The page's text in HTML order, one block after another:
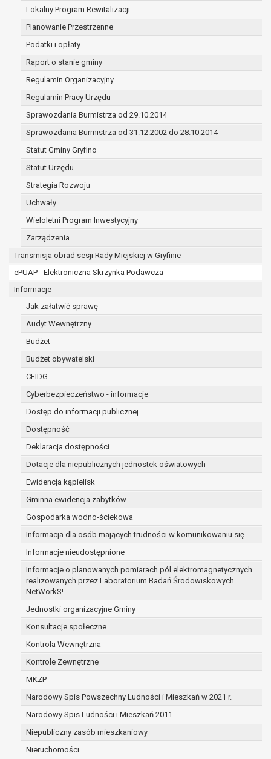
Lokalny Program Rewitalizacji
Planowanie Przestrzenne
Podatki i opłaty
Raport o stanie gminy
Regulamin Organizacyjny
Regulamin Pracy Urzędu
Sprawozdania Burmistrza od 29.10.2014
Sprawozdania Burmistrza od 31.12.2002 do 28.10.2014
Statut Gminy Gryfino
Statut Urzędu
Strategia Rozwoju
Uchwały
Wieloletni Program Inwestycyjny
Zarządzenia
Transmisja obrad sesji Rady Miejskiej w Gryfinie
ePUAP - Elektroniczna Skrzynka Podawcza
Informacje
Jak załatwić sprawę
Audyt Wewnętrzny
Budżet
Budżet obywatelski
CEIDG
Cyberbezpieczeństwo - informacje
Dostęp do informacji publicznej
Dostępność
Deklaracja dostępności
Dotacje dla niepublicznych jednostek oświatowych
Ewidencja kąpielisk
Gminna ewidencja zabytków
Gospodarka wodno-ściekowa
Informacja dla osób mających trudności w komunikowaniu się
Informacje nieudostępnione
Informacje o planowanych pomiarach pól elektromagnetycznych
realizowanych przez Laboratorium Badań Środowiskowych
NetWorkS!
Jednostki organizacyjne Gminy
Konsultacje społeczne
Kontrola Wewnętrzna
Kontrole Zewnętrzne
MKZP
Narodowy Spis Powszechny Ludności i Mieszkań w 2021 r.
Narodowy Spis Ludności i Mieszkań 2011
Niepubliczny zasób mieszkaniowy
Nieruchomości
(merytorycznych), a także obowiązków i
zadań zleconych przez instytucje
nadrzędne wobec Gminy;
zawarcia i realizacji umów;
ochrony żywotnych interesów osoby, której
dane dotyczą, lub innej osoby fizycznej;
wykonania zadania realizowanego w
interesie publicznym lub w ramach
sprawowania władzy publicznej
powierzonej administratorowi;
w pozostałych przypadkach dane osobowe
przetwarzane są wyłącznie na podstawie
wcześniej udzielonej zgody w zakresie i celu
określonym w treści zgody.
W związku z przetwarzaniem danych w celu
wskazanym w pkt. 3, dane osobowe mogą być
udostępniane innym upoważnionym odbiorcom lub
kategoriom odbiorców danych osobowych.
Odbiorcami mogą być:
podmioty, które przetwarzają dane
osobowe w imieniu administratora na
osobowych;
podmioty upoważnione do odbioru danych
przepisów prawa.
Pani/Pana dane osobowe będą przetwarzane
przez okres niezbędny do realizacji celu dla jakiego
zostały zebrane oraz zgodnie z terminami
archiwizacji określonymi przez przepisy prawa
powszechnie obowiązującego.
W przypadku, gdy dane osobowe przetwarzane są
na podstawie zgody osoby, której dane dotyczą
przetwarzanie odbywa się do czasu wycofania tej
zgody.
W przypadku, gdy dane osobowe przetwarzane są
w celu zawarcia i realizacji umowy przetwarzanie
odbywa się przez okres niezbędny do realizacji
zawartej umowy, a po tym czasie w zakresie
wymaganym przez przepisy prawa lub dla
zabezpieczenia ewentualnych roszczeń, a w
przypadku wyrażenia zgody na przetwarzanie
danych po zakończeniu i rozliczeniu umowy, do
czasu wycofania tej zgody.
Ponadto w przypadku umów o dofinansowanie
dane osobowe od momentu pozyskania
przechowywane są przez okres wynikający z
umowy o dofinansowanie zawartej między
beneficjentem a określoną instytucją, trwałości
danego projektu i konieczności zachowania
dokumentacji projektu do celów kontrolnych.
W związku z przetwarzaniem przez
administratora danych osobowych przysługuje
Pani/Panu:
prawo dostępu do treści danych oraz
otrzymywania ich kopii na podstawie art. 15